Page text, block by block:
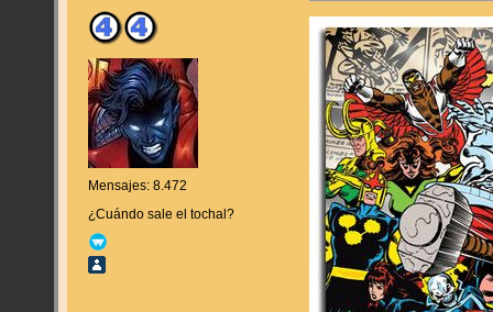
Mensajes: 8.472
¿Cuándo sale el tochal?